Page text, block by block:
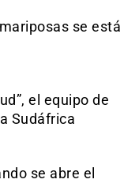
se está
el equipo de
Sudáfrica
se abre el